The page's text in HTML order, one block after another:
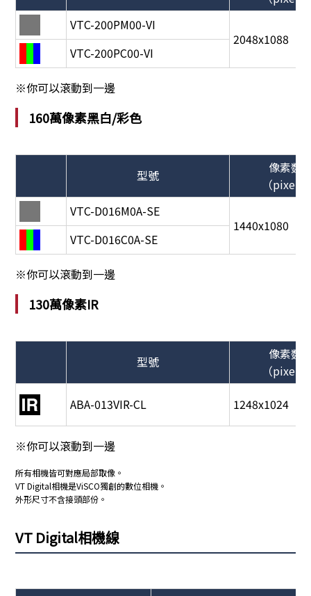
VTC-200PM00-VI
2048x1088
VTC-200PC00-VI
※你可以滾動到一邊
160萬像素黑白/彩色
型號
像素数
（pixel）
VTC-D016M0A-SE
1440x1080
VTC-D016C0A-SE
※你可以滾動到一邊
130萬像素IR
型號
像素数
（pixel）
ABA-013VIR-CL
1248x1024
※你可以滾動到一邊
所有相機皆可對應局部取像。
VT Digital相機是ViSCO獨創的數位相機。
外形尺寸不含接頭部份。
VT Digital相機線